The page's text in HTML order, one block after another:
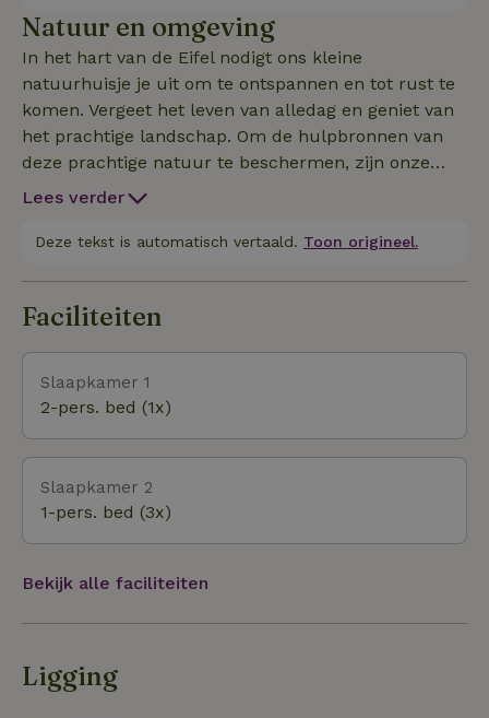
Gezellige zithoek met bank, fauteuil en tv. - Kleine
eettafel met hoekbank en twee stoelen. - Klein
keukentje met koelkast met vriesvak, magnetron,
Senseo, broodrooster, eierkoker, waterkoker en een
mobiele inductiekookplaat met een kookplaat. ER IS
GEEN bakoven beschikbaar! - Comfortabel
tweepersoonsbed 1.80m x 2.00m
Natuur en omgeving
In het hart van de Eifel nodigt ons kleine
natuurhuisje je uit om te ontspannen en tot rust te
komen. Vergeet het leven van alledag en geniet van
het prachtige landschap. Om de hulpbronnen van
deze prachtige natuur te beschermen, zijn onze
gebouwen uitgerust met de nieuwste
fotovoltaïsche panelen, LED-lampen, driedubbele
paarden, 2 pony's, 2 katten, 3 geiten, kippen, cavia's
helpen met het verzorgen van de dieren. Op ons
ruime terrein is genoeg ruimte om te ravotten en te
een klimrek. Het Eifelpark ligt op 14 minuten rijden
van ons vandaan.
Lees verder
Deze tekst is automatisch vertaald. Toon origineel.
Faciliteiten
Slaapkamer 1
2-pers. bed (1x)
Slaapkamer 2
1-pers. bed (3x)
Bekijk alle faciliteiten
Ligging